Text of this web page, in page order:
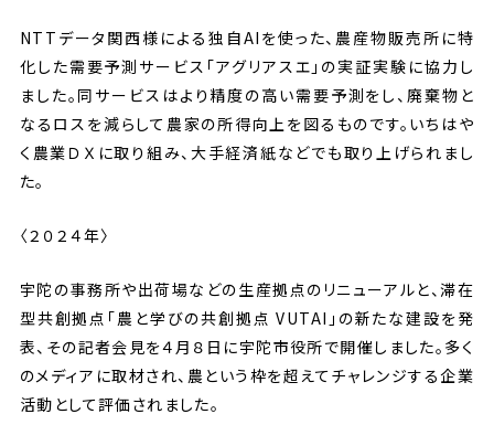
NTTデータ関西様による独自AIを使った、農産物販売所に特
化した需要予測サービス「アグリアスエ」の実証実験に協力し
ました。同サービスはより精度の高い需要予測をし、廃棄物と
なるロスを減らして農家の所得向上を図るものです。いちはや
く農業ＤＸに取り組み、大手経済紙などでも取り上げられまし
た。
〈２０２４年〉
宇陀の事務所や出荷場などの生産拠点のリニューアルと、滞在
型共創拠点「農と学びの共創拠点 VUTAI」の新たな建設を発
表、その記者会見を４月８日に宇陀市役所で開催しました。多く
のメディアに取材され、農という枠を超えてチャレンジする企業
活動として評価されました。